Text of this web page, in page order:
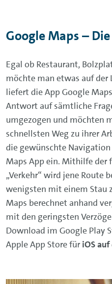
Google Maps –
Egal ob Restaurant,
möchte man etwas auf der
liefert die App Google
Antwort auf sämtliche
umgezogen und möchten
schnellsten Weg zu ihrer
die gewünschte
Maps App ein. Mithilfe der
„Verkehr“ wird jene Route
wenigsten mit einem Stau
Maps berechnet anhand
mit den geringsten
Download im Google Play
Apple App Store für iOS